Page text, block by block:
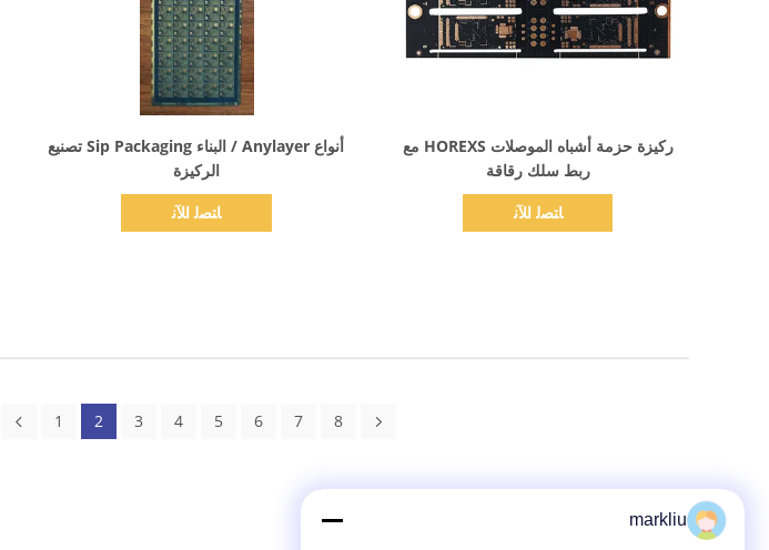
أنواع Anylayer / البناء Sip Packaging تصنيع
الركيزة
ﺎﺘﺼﻟ ﺍﻶﻧ
ركيزة حزمة أشباه الموصلات HOREXS مع
ربط سلك رقاقة
ﺎﺘﺼﻟ ﺍﻶﻧ
1 2 3 4 5 6 7 8
markliu